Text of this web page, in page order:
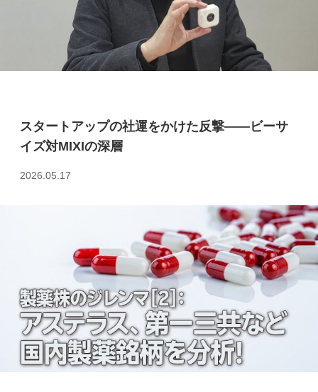
スタートアップの社運をかけた反撃――ビーサ
イズ対MIXIの深層
2026.05.17